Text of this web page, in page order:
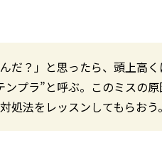
んだ？」と思ったら、頭上高
ンプラ”と呼ぶ。このミスの
処法をレッスンしてもらおう